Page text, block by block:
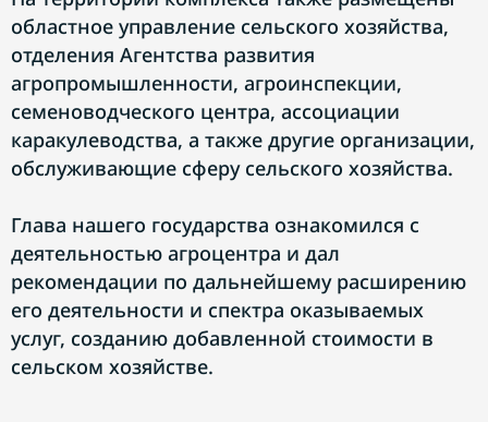
областное управление сельского хозяйства,
отделения Агентства развития
агропромышленности, агроинспекции,
семеноводческого центра, ассоциации
каракулеводства, а также другие организации,
обслуживающие сферу сельского хозяйства.
Глава нашего государства ознакомился с
деятельностью агроцентра и дал
рекомендации по дальнейшему расширению
его деятельности и спектра оказываемых
услуг, созданию добавленной стоимости в
сельском хозяйстве.